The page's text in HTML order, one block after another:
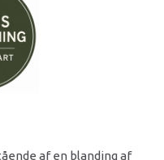
af en blanding af